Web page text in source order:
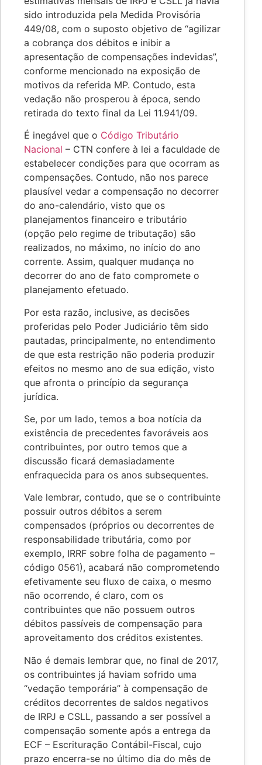
sido introduzida pela Medida Provisória
449/08, com o suposto objetivo de “agilizar
a cobrança dos débitos e inibir a
apresentação de compensações indevidas”,
conforme mencionado na exposição de
motivos da referida MP. Contudo, esta
vedação não prosperou à época, sendo
retirada do texto final da Lei 11.941/09.
É inegável que o Código Tributário
Nacional – CTN confere à lei a faculdade de
estabelecer condições para que ocorram as
compensações. Contudo, não nos parece
plausível vedar a compensação no decorrer
do ano-calendário, visto que os
planejamentos financeiro e tributário
(opção pelo regime de tributação) são
realizados, no máximo, no início do ano
corrente. Assim, qualquer mudança no
decorrer do ano de fato compromete o
planejamento efetuado.
Por esta razão, inclusive, as decisões
proferidas pelo Poder Judiciário têm sido
pautadas, principalmente, no entendimento
de que esta restrição não poderia produzir
efeitos no mesmo ano de sua edição, visto
que afronta o princípio da segurança
jurídica.
Se, por um lado, temos a boa notícia da
existência de precedentes favoráveis aos
contribuintes, por outro temos que a
discussão ficará demasiadamente
enfraquecida para os anos subsequentes.
Vale lembrar, contudo, que se o contribuinte
possuir outros débitos a serem
compensados (próprios ou decorrentes de
responsabilidade tributária, como por
exemplo, IRRF sobre folha de pagamento –
código 0561), acabará não comprometendo
efetivamente seu fluxo de caixa, o mesmo
não ocorrendo, é claro, com os
contribuintes que não possuem outros
débitos passíveis de compensação para
aproveitamento dos créditos existentes.
Não é demais lembrar que, no final de 2017,
os contribuintes já haviam sofrido uma
“vedação temporária” à compensação de
créditos decorrentes de saldos negativos
de IRPJ e CSLL, passando a ser possível a
compensação somente após a entrega da
ECF – Escrituração Contábil-Fiscal, cujo
prazo encerra-se no último dia do mês de